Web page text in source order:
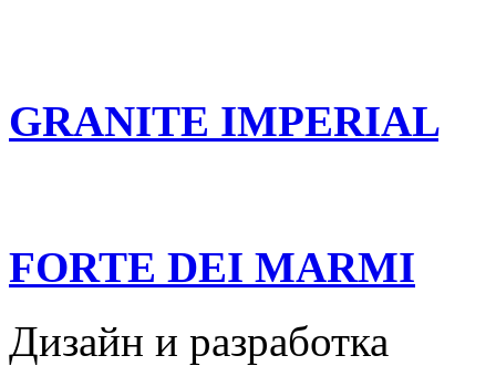
GRANITE IMPERIAL
FORTE DEI MARMI
Дизайн и разработка